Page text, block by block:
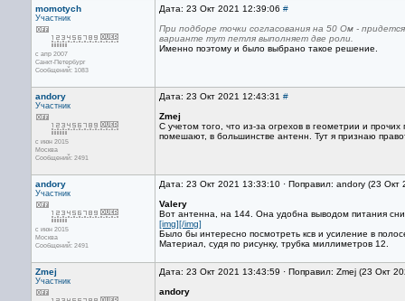
momotych
Участник
с апр 2007
Санкт-Петербург
Сообщений: 1083
Дата: 23 Окт 2021 12:39:06 #
При подборе точки согласования на 50 Ом -
варианте тут петля выполняет две роли.
Именно поэтому и было выбрано такое решение.
andory
Участник
с июн 2015
Москва
Сообщений: 2491
Дата: 23 Окт 2021 12:43:31 #
Zmej
С учетом того, что из-за огрехов в геометрии и
помешают, в большинстве антенн. Тут я признаю
andory
Участник
с июн 2015
Москва
Сообщений: 2491
Дата: 23 Окт 2021 13:33:10 · Поправил: andory (23
Valery
Вот антенна, на 144. Она удобна выводом питания
[img][/img]
Было бы интересно посмотреть ксв и усиление в
Материал, судя по рисунку, трубка миллиметров 12.
Zmej
Участник
Дата: 23 Окт 2021 13:43:59 · Поправил: Zmej (23 Окт
andory